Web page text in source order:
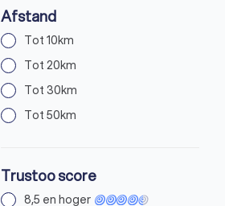
Afstand
Tot 10km
Tot 20km
Tot 30km
Tot 50km
Trustoo score
8,5 en hoger